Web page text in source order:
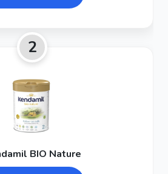
2
BIO Nature